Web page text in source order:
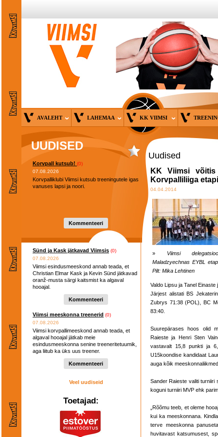
AVALEHT LAHEMAA KK VIIMSI
UUDISED
Korvpall kutsub! (0)
07.08.2026
Korvpalliklubi Viimsi kutsub treeningutele igas
vanuses lapsi ja noori.
Kommenteeri
Sünd ja Kask jätkavad Viimsis (0)
07.08.2026
Viimsi esindusmeeskond annab teada, et
Christian Elmar Kask ja Kevin Sünd jätkavad
oranž-musta särgi kaitsmist ka algaval
hooajal.
Kommenteeri
Viimsi meeskonna treenerid (0)
07.08.2026
Viimsi korvpallimeeskond annab teada, et
algaval hooajal jätkab meie
esindusmeeskonna senine treeneritetuumik,
aga liitub ka üks uus treener.
Kommenteeri
Veel uudiseid
Toetajad:
Uudised
KK Viimsi võitis
Korvpalliliiga
04.04.2014
»
Viimsi
Maladzyechnas EYBL
Pilt: Mika Lehtinen
Valdo Lipsu ja Tanel
Järjest alistati BS
Zubrys 71:38 (POL), BC
83:40.
Suurepärases hoos olid
Raieste ja Henri Sten
vastavalt 15,8 punkti ja
U15koondise kandidaat
auga kõik
Sander Raieste valiti turniiri
koguni turniiri MVP ehk
„Rõõmu teeb, et oleme
kui ka meeskonnana.
terve meeskonna
huvitavast katsumusest,